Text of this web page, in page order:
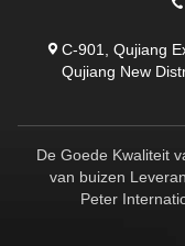
C-901, Qujiang
Qujiang New
De Goede Kwaliteit
van buizen
Peter